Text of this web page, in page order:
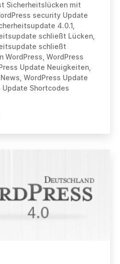
Sicherheitslücken mit
security Update
4.0.1,
schließt Lücken,
schließt
WordPress, WordPress
Update Neuigkeiten,
, WordPress Update
Update Shortcodes
WordPress